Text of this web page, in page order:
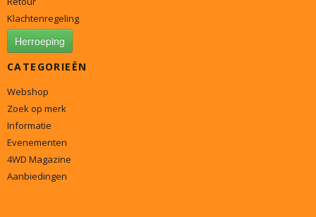
Klachtenregeling
Herroeping
CATEGORIEËN
Webshop
Zoek op merk
Informatie
Evenementen
4WD Magazine
Aanbiedingen